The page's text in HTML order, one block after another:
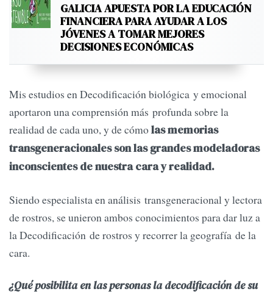
GALICIA APUESTA POR LA EDUCACIÓN
FINANCIERA PARA AYUDAR A LOS
JÓVENES A TOMAR MEJORES
DECISIONES ECONÓMICAS
Mis estudios en Decodificación biológica y emocional
aportaron una comprensión más profunda sobre la
realidad de cada uno, y de cómolas memorias
transgeneracionales son las grandes modeladoras
inconscientes de nuestra cara y realidad.
Siendo especialista en análisis transgeneracional y lectora
de rostros, se unieron ambos conocimientos para dar luz a
la Decodificación de rostros y recorrer la geografía de la
cara.
¿Qué posibilita en las personas la decodificación de su